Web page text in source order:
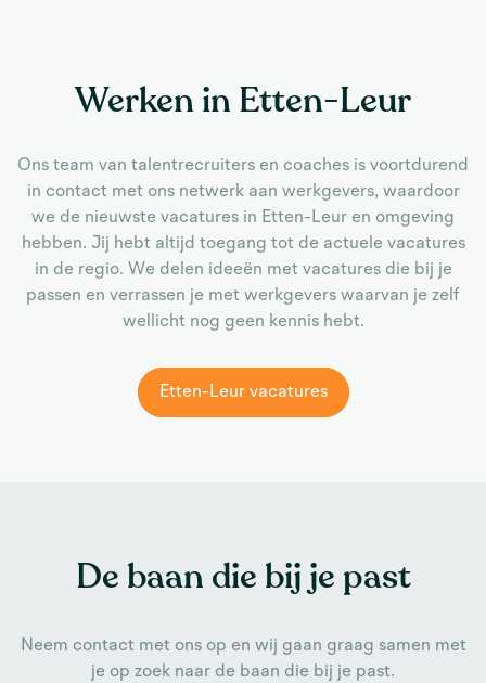
Werken in Etten-Leur
Ons team van talentrecruiters en coaches is voortdurend
in contact met ons netwerk aan werkgevers, waardoor
we de nieuwste vacatures in Etten-Leur en omgeving
hebben. Jij hebt altijd toegang tot de actuele vacatures
in de regio. We delen ideeën met vacatures die bij je
passen en verrassen je met werkgevers waarvan je zelf
wellicht nog geen kennis hebt.
Etten-Leur vacatures
De baan die bij je past
Neem contact met ons op en wij gaan graag samen met
je op zoek naar de baan die bij je past.